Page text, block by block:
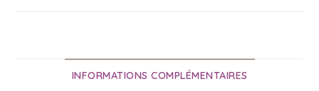
INFORMATIONS COMPLÉMENTAIRES